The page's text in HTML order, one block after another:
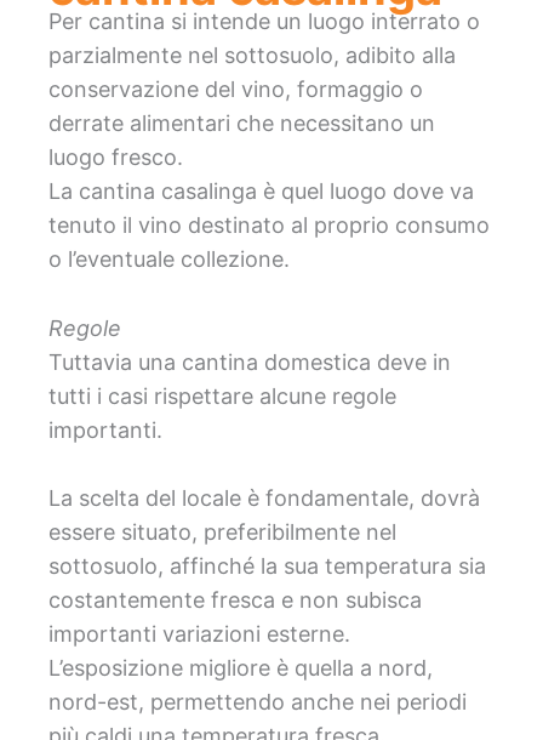
Per cantina si intende un luogo interrato o
parzialmente nel sottosuolo, adibito alla
conservazione del vino, formaggio o
derrate alimentari che necessitano un
luogo fresco.
La cantina casalinga è quel luogo dove va
tenuto il vino destinato al proprio consumo
o l’eventuale collezione.
Regole
Tuttavia una cantina domestica deve in
tutti i casi rispettare alcune regole
importanti.
La scelta del locale è fondamentale, dovrà
essere situato, preferibilmente nel
sottosuolo, affinché la sua temperatura sia
costantemente fresca e non subisca
importanti variazioni esterne.
L’esposizione migliore è quella a nord,
nord-est, permettendo anche nei periodi